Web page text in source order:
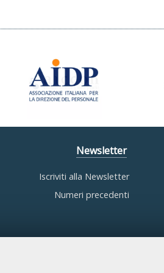
Newsletter
Iscriviti alla Newsletter
Numeri precedenti